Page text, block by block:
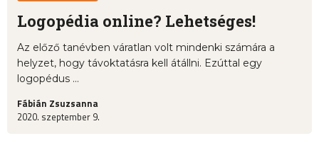
Logopédia online? Lehetséges!
Az előző tanévben váratlan volt mindenki számára a
helyzet, hogy távoktatásra kell átállni. Ezúttal egy
logopédus ...
Fábián Zsuzsanna
2020. szeptember 9.